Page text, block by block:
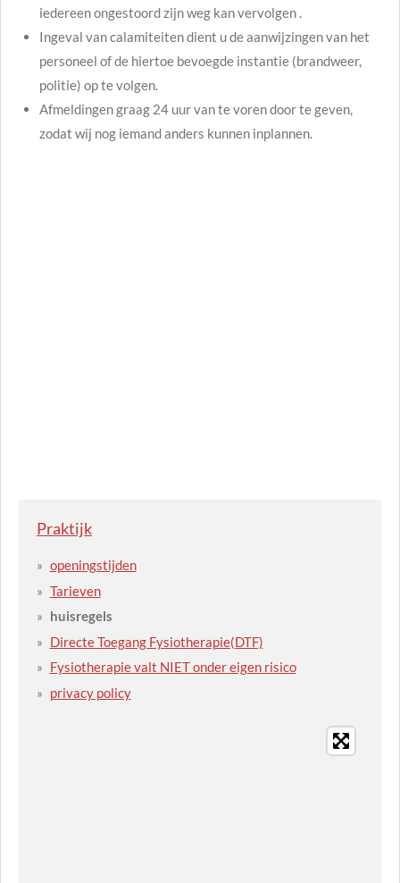
iedereen ongestoord zijn weg kan vervolgen .
Ingeval van calamiteiten dient u de aanwijzingen van het
personeel of de hiertoe bevoegde instantie (brandweer,
politie) op te volgen.
Afmeldingen graag 24 uur van te voren door te geven,
zodat wij nog iemand anders kunnen inplannen.
Praktijk
openingstijden
Tarieven
huisregels
Directe Toegang Fysiotherapie(DTF)
Fysiotherapie valt NIET onder eigen risico
privacy policy